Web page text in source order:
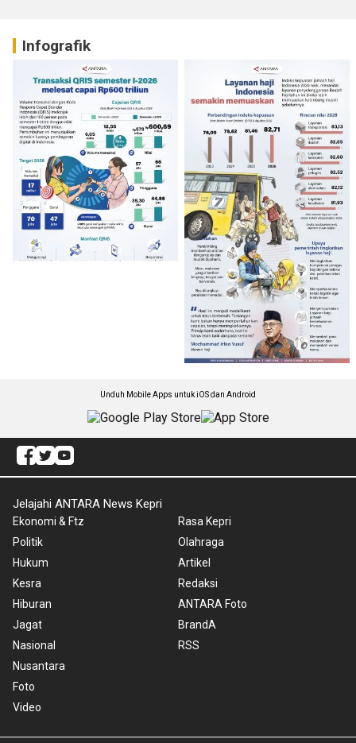
Infografik
Unduh Mobile Apps untuk iOS dan Android
Jelajahi ANTARA News Kepri
Ekonomi & Ftz
Politik
Hukum
Kesra
Hiburan
Jagat
Nasional
Nusantara
Foto
Video
Rasa Kepri
Olahraga
Artikel
Redaksi
ANTARA Foto
BrandA
RSS